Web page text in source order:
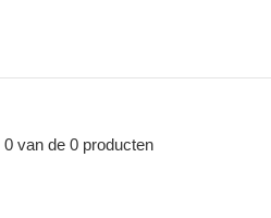
0 van de 0 producten